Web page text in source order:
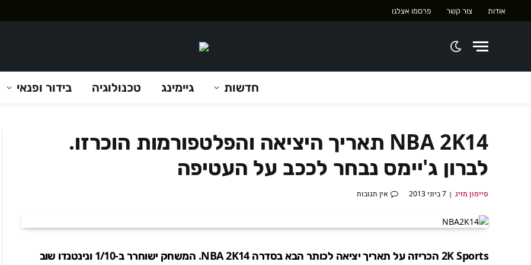
אודות צור קשר פרסמו אצלנו
חדשות גיימינג טכנולוגיה בידור ופנאי
NBA 2K14 תאריך היציאה והפלטפורמות הוכרזו.
לברון ג'יימס נבחר לככב על העטיפה
סיימון מזיג 7 ביוני 2013 אין תגובות
2K Sports הכריזה על תאריך יציאה לכותר הבא בסדרה NBA 2K14. המשחק ישוחרר ב-1/10 ונינטנדו שוב